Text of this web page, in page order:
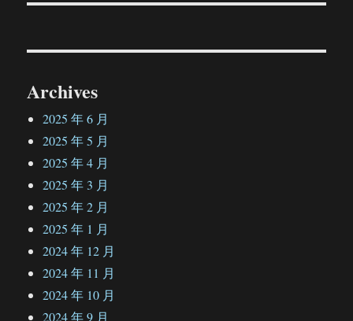
文
Archives
2025 年 6 月
2025 年 5 月
2025 年 4 月
2025 年 3 月
2025 年 2 月
2025 年 1 月
2024 年 12 月
2024 年 11 月
2024 年 10 月
2024 年 9 月